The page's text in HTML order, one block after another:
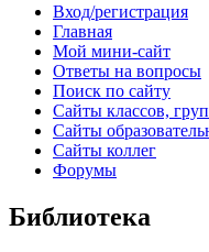
Вход/регистрация
Главная
Мой мини-сайт
Ответы на вопросы
Поиск по сайту
Сайты классов,
Сайты
Сайты коллег
Форумы
Библиотека